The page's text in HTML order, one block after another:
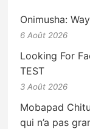
Onimusha:
6 Août 2026
Looking For
TEST
3 Août 2026
Mobapad
qui n’a pas